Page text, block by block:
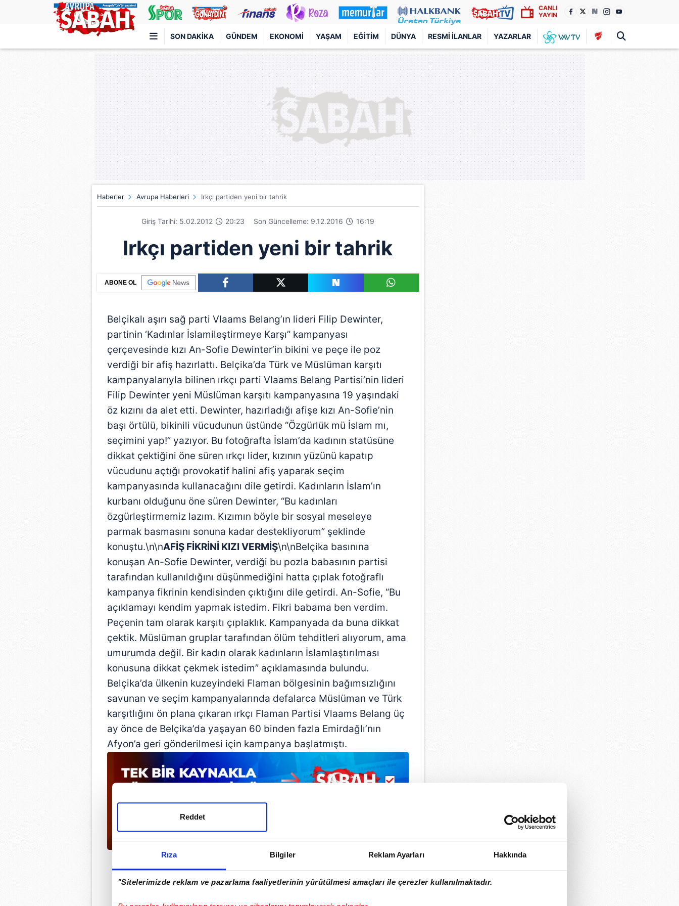
Rıza Bilgiler Reklam Ayarları Hakkında
"Sitelerimizde reklam ve pazarlama faaliyetlerinin yürütülmesi amaçları ile çerezler kullanılmaktadır.
Reddet
CANLI
YAYIN
SON DAKIKA GÜNDEM EKONOMI YAŞAM EĞITIM DÜNYA RESMI İLANLAR YAZARLAR
Türkiye'nin en iyi haber sitesi
Haberler Avrupa Haberleri Irkçı partiden yeni bir tahrik
Giriş Tarihi: 5.02.2012 20:23 Son Güncelleme: 9.12.2016 16:19
Irkçı partiden yeni bir tahrik
ABONE OL
Belçikalı aşırı sağ parti Vlaams Belang’ın lideri Filip Dewinter,
partinin ‘Kadınlar İslamileştirmeye Karşı” kampanyası
çerçevesinde kızı An-Sofie Dewinter’in bikini ve peçe ile poz
verdiği bir afiş hazırlattı. Belçika’da Türk ve Müslüman karşıtı
kampanyalarıyla bilinen ırkçı parti Vlaams Belang Partisi’nin lideri
Filip Dewinter yeni Müslüman karşıtı kampanyasına 19 yaşındaki
öz kızını da alet etti. Dewinter, hazırladığı afişe kızı An-Sofie’nin
başı örtülü, bikinili vücudunun üstünde “Özgürlük mü İslam mı,
seçimini yap!” yazıyor. Bu fotoğrafta İslam’da kadının statüsüne
dikkat çektiğini öne süren ırkçı lider, kızının yüzünü kapatıp
vücudunu açtığı provokatif halini afiş yaparak seçim
kampanyasında kullanacağını dile getirdi. Kadınların İslam’ın
kurbanı olduğunu öne süren Dewinter, “Bu kadınları
özgürleştirmemiz lazım. Kızımın böyle bir sosyal meseleye
parmak basmasını sonuna kadar destekliyorum” şeklinde
konuştu.\n\nAFİŞ FİKRİNİ KIZI VERMİŞ\n\nBelçika basınına
konuşan An-Sofie Dewinter, verdiği bu pozla babasının partisi
tarafından kullanıldığını düşünmediğini hatta çıplak fotoğraflı
kampanya fikrinin kendisinden çıktığını dile getirdi. An-Sofie, “Bu
açıklamayı kendim yapmak istedim. Fikri babama ben verdim.
Peçenin tam olarak karşıtı çıplaklık. Kampanyada da buna dikkat
çektik. Müslüman gruplar tarafından ölüm tehditleri alıyorum, ama
umurumda değil. Bir kadın olarak kadınların İslamlaştırılması
konusuna dikkat çekmek istedim” açıklamasında bulundu.
Belçika’da ülkenin kuzeyindeki Flaman bölgesinin bağımsızlığını
savunan ve seçim kampanyalarında defalarca Müslüman ve Türk
karşıtlığını ön plana çıkaran ırkçı Flaman Partisi Vlaams Belang üç
ay önce de Belçika’da yaşayan 60 binden fazla Emirdağlı’nın
Afyon’a geri gönderilmesi için kampanya başlatmıştı.